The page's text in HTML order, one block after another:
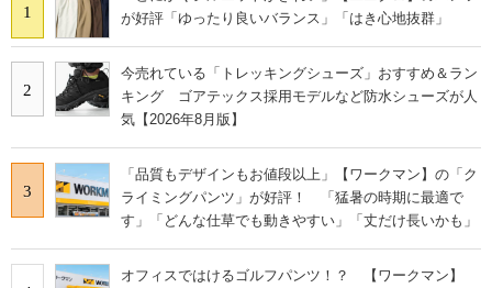
1
が好評「ゆったり良いバランス」「はき心地抜群」
2
今売れている「トレッキングシューズ」おすすめ＆ラン
キング ゴアテックス採用モデルなど防水シューズが人
気【2026年8月版】
3
「品質もデザインもお値段以上」【ワークマン】の「ク
ライミングパンツ」が好評！ 「猛暑の時期に最適で
す」「どんな仕草でも動きやすい」「丈だけ長いかも」
オフィスではけるゴルフパンツ！？ 【ワークマン】